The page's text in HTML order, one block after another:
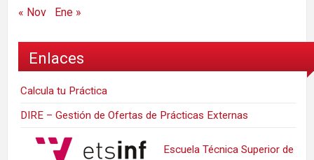
« Nov Ene »
Enlaces
Calcula tu Práctica
DIRE – Gestión de Ofertas de Prácticas Externas
Escuela Técnica Superior de